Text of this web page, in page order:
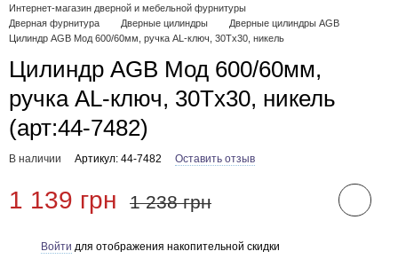
Интернет-магазин дверной и мебельной фурнитуры
Дверная фурнитура
Дверные цилиндры
Дверные цилиндры AGB
Цилиндр AGB Мод 600/60мм, ручка AL-ключ, 30Tx30, никель
Цилиндр AGB Мод 600/60мм,
ручка AL-ключ, 30Tx30, никель
(арт:44-7482)
В наличии Артикул: 44-7482 Оставить отзыв
1 139 грн 1 238 грн
Войти для отображения накопительной скидки